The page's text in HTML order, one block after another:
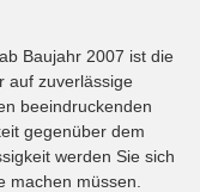
Baujahr 2007 ist die
auf zuverlässige
beeindruckenden
gegenüber dem
werden Sie sich
machen müssen.